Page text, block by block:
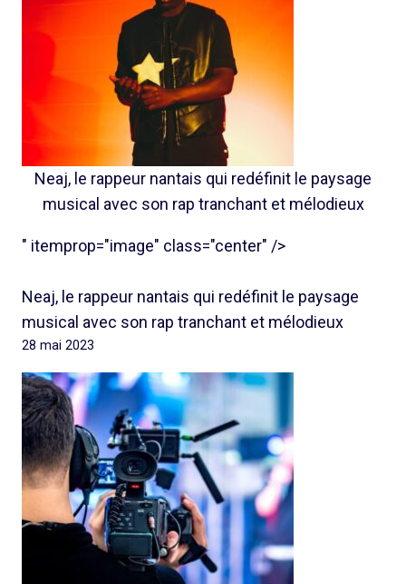
Neaj, le rappeur nantais qui redéfinit le paysage
musical avec son rap tranchant et mélodieux
" itemprop="image" class="center" />
Neaj, le rappeur nantais qui redéfinit le paysage
musical avec son rap tranchant et mélodieux
28 mai 2023